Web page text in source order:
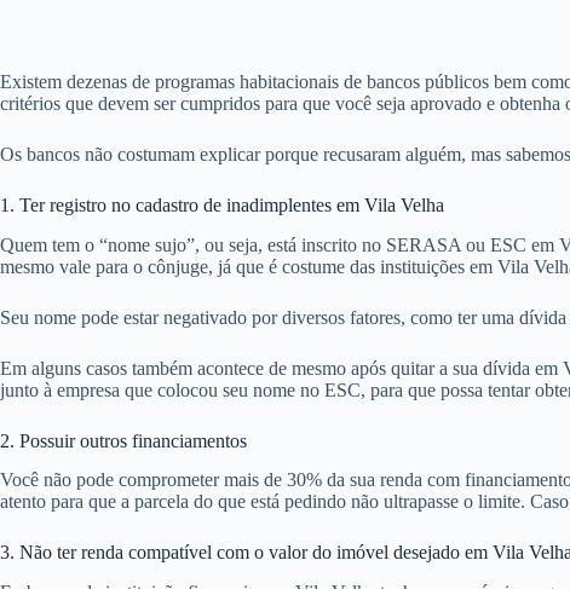
Existem dezenas de programas habitacionais de bancos públicos bem
critérios que devem ser cumpridos para que você seja aprovado e obtenha
Os bancos não costumam explicar porque recusaram alguém, mas
1. Ter registro no cadastro de inadimplentes em Vila Velha
Quem tem o “nome sujo”, ou seja, está inscrito no SERASA ou ESC em
mesmo vale para o cônjuge, já que é costume das instituições em Vila
Seu nome pode estar negativado por diversos fatores, como ter uma
Em alguns casos também acontece de mesmo após quitar a sua dívida
junto à empresa que colocou seu nome no ESC, para que possa tentar
2. Possuir outros financiamentos
Você não pode comprometer mais de 30% da sua renda com
atento para que a parcela do que está pedindo não ultrapasse o limite.
3. Não ter renda compatível com o valor do imóvel desejado em Vila Velha